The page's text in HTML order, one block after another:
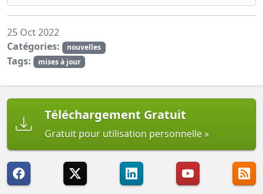
25 Oct 2022
Catégories:
nouvelles
Tags: mises à jour
Téléchargement Gratuit
Gratuit pour utilisation personnelle